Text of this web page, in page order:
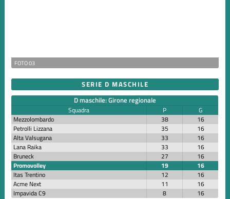
FOTO 03
SERIE D MASCHILE
D maschile: Girone regionale
Squadra P
G
Mezzolombardo
38
16
Petrolli Lizzana
35
16
Alta Valsugana
33
16
Lana Raika
33
16
Bruneck
27
16
Promovolley
19
16
Itas Trentino
12
16
Acme Next
11
16
Impavida C9
8 16